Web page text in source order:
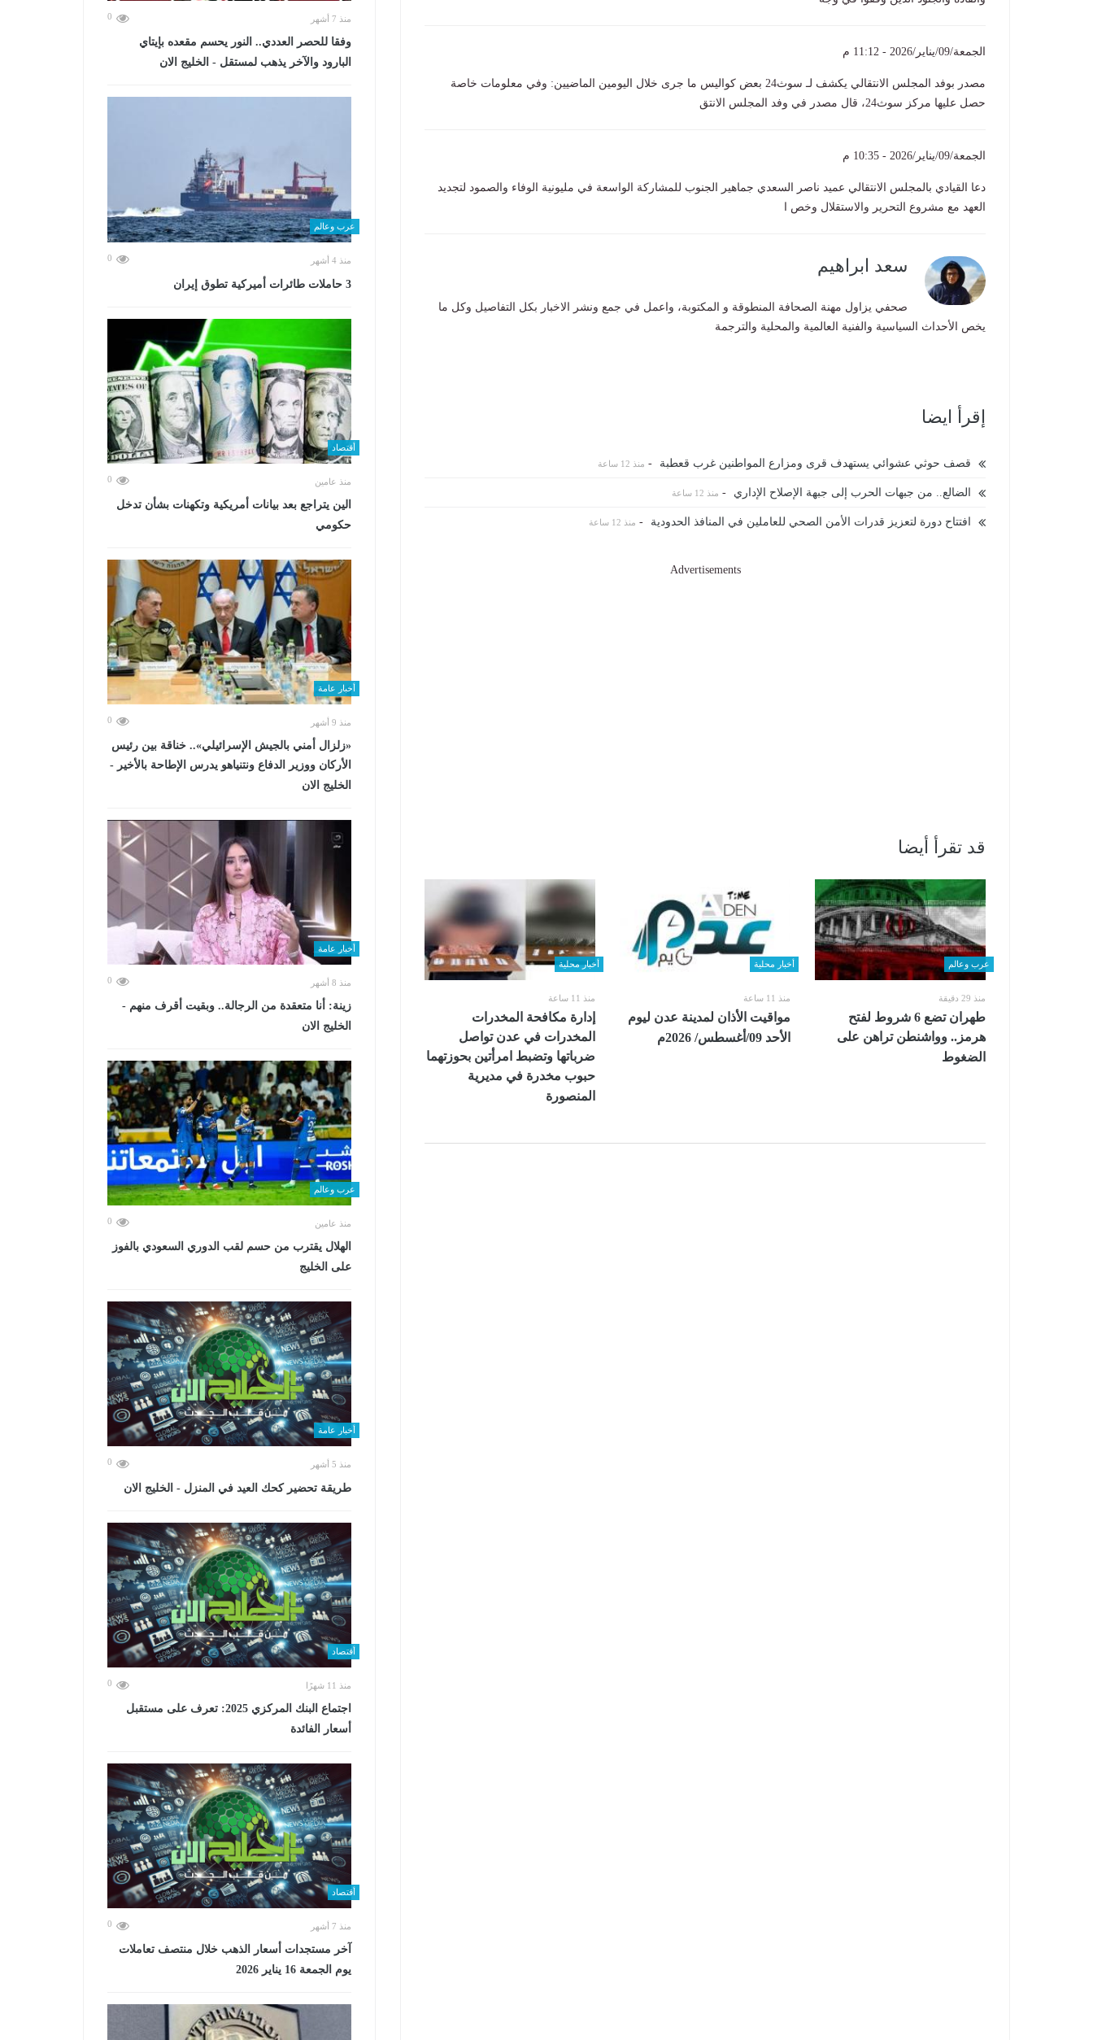
الجمعة/09/يناير/2026 - 11:12 م
مصدر بوفد المجلس الانتقالي يكشف لـ سوث24 بعض كواليس ما جرى خلال اليومين الماضيين: وفي معلومات خاصة
حصل عليها مركز سوث24، قال مصدر في وفد المجلس الانتق
الجمعة/09/يناير/2026 - 10:35 م
دعا القيادي بالمجلس الانتقالي عميد ناصر السعدي جماهير الجنوب للمشاركة الواسعة في مليونية الوفاء والصمود لتجديد
العهد مع مشروع التحرير والاستقلال وخص ا
سعد ابراهيم
صحفي يزاول مهنة الصحافة المنطوقة و المكتوبة، واعمل في جمع ونشر الاخبار بكل التفاصيل وكل ما
يخص الأحداث السياسية والفنية العالمية والمحلية والترجمة
إقرأ ايضا
قصف حوثي عشوائي يستهدف قرى ومزارع المواطنين غرب قعطبة - منذ 12 ساعة
الضالع.. من جبهات الحرب إلى جبهة الإصلاح الإداري - منذ 12 ساعة
افتتاح دورة لتعزيز قدرات الأمن الصحي للعاملين في المنافذ الحدودية - منذ 12 ساعة
Advertisements
قد تقرأ أيضا
عرب وعالم
منذ 29 دقيقة
طهران تضع 6 شروط لفتح
هرمز.. وواشنطن تراهن على
الضغوط
أخبار محلية
منذ 11 ساعة
مواقيت الأذان لمدينة عدن ليوم
الأحد 09/أغسطس/ 2026م
أخبار محلية
منذ 11 ساعة
إدارة مكافحة المخدرات
المخدرات في عدن تواصل
ضرباتها وتضبط امرأتين بحوزتهما
حبوب مخدرة في مديرية
المنصورة
منذ 7 أشهر 0
وفقا للحصر العددي.. النور يحسم مقعده بإيتاي
البارود والآخر يذهب لمستقل - الخليج الان
عرب وعالم
منذ 4 أشهر 0
3 حاملات طائرات أميركية تطوق إيران
أقتصاد
منذ عامين 0
الين يتراجع بعد بيانات أمريكية وتكهنات بشأن تدخل
حكومي
أخبار عامة
منذ 9 أشهر 0
«زلزال أمني بالجيش الإسرائيلي».. خناقة بين رئيس
الأركان ووزير الدفاع ونتنياهو يدرس الإطاحة بالأخير -
الخليج الان
أخبار عامة
منذ 8 أشهر 0
زينة: أنا متعقدة من الرجالة.. وبقيت أقرف منهم -
الخليج الان
عرب وعالم
منذ عامين 0
الهلال يقترب من حسم لقب الدوري السعودي بالفوز
على الخليج
أخبار عامة
منذ 5 أشهر 0
طريقة تحضير كحك العيد في المنزل - الخليج الان
أقتصاد
منذ 11 شهرًا 0
اجتماع البنك المركزي 2025: تعرف على مستقبل
أسعار الفائدة
أقتصاد
منذ 7 أشهر 0
آخر مستجدات أسعار الذهب خلال منتصف تعاملات
يوم الجمعة 16 يناير 2026